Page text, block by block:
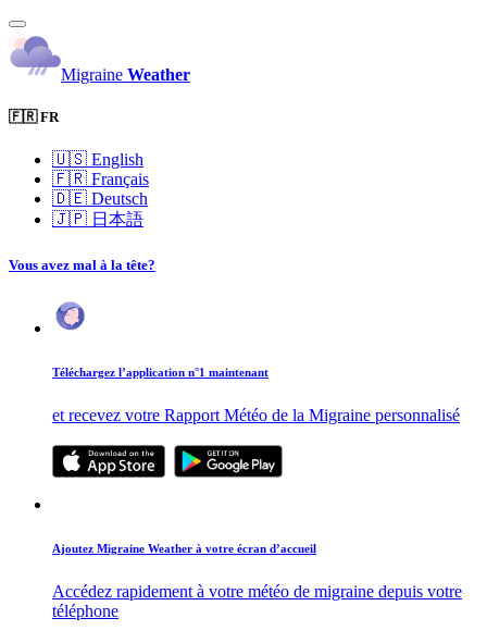
Migraine Weather
🇫🇷 FR
🇺🇸 English
🇫🇷 Français
🇩🇪 Deutsch
🇯🇵 日本語
Vous avez mal à la tête?
Téléchargez l’application n°1 maintenant
et recevez votre Rapport Météo de la Migraine personnalisé
Ajoutez Migraine Weather à votre écran d’accueil
Accédez rapidement à votre météo de migraine depuis votre
téléphone